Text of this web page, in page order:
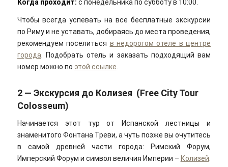
Когда проходит: с понедельника по субботу в 10:00.
Чтобы всегда успевать на все бесплатные экскурсии
по Риму и не уставать, добираясь до места проведения,
рекомендуем поселиться в недорогом отеле в центре
города . Подобрать отель и заказать подходящий вам
номер можно по этой ссылке
2 — Экскурсия до Колизея (Free City Tour
Colosseum)
Начинается этот тур от Испанской лестницы и
знаменитого Фонтана Треви, а чуть позже вы очутитесь
в самой древней части города: Римский Форум,
Имперский Форум и символ величия Империи – Колизей.